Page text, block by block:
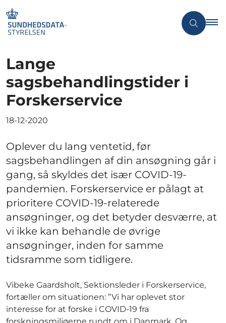
Lange
sagsbehandlingstider i
Forskerservice
18-12-2020
Oplever du lang ventetid, før
sagsbehandlingen af din ansøgning går i
gang, så skyldes det især COVID-19-
pandemien. Forskerservice er pålagt at
prioritere COVID-19-relaterede
ansøgninger, og det betyder desværre, at
vi ikke kan behandle de øvrige
ansøgninger, inden for samme
tidsramme som tidligere.
Vibeke Gaardsholt, Sektionsleder i Forskerservice,
fortæller om situationen: ”Vi har oplevet stor
interesse for at forske i COVID-19 fra
forskningsmiljøerne rundt om i Danmark. Og